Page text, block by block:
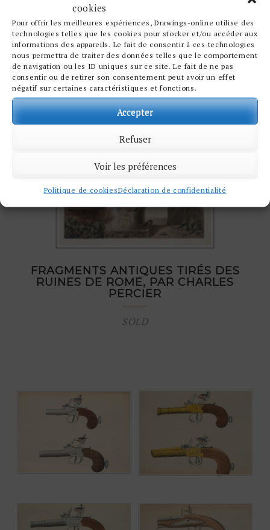
cookies
Pour offrir les meilleures expériences, Drawings-online utilise des
technologies telles que les cookies pour stocker et/ou accéder aux
informations des appareils. Le fait de consentir à ces technologies
nous permettra de traiter des données telles que le comportement
de navigation ou les ID uniques sur ce site. Le fait de ne pas
consentir ou de retirer son consentement peut avoir un effet
négatif sur certaines caractéristiques et fonctions.
Accepter
Refuser
Voir les préférences
Politique de cookiesDéclaration de confidentialité
FRAGMENTS ANTIQUES TIRÉS DES
RUINES DE ROME, PAR CHARLES
PERCIER
SOLD